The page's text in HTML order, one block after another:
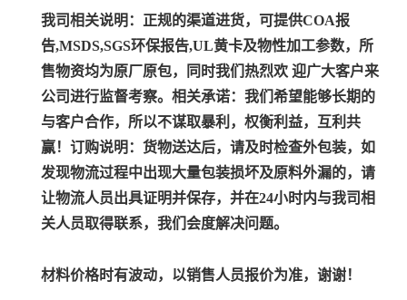
我司相关说明： 正规的渠道进货，可提供COA报
告,MSDS,SGS环保报告,UL黄卡及物性加工参数，所
售物资均为原厂原包，同时我们热烈欢 迎广大客户来
公司进行监督考察。 相关承诺： 我们希望能够长期的
与客户合作，所以不谋取暴利，权衡利益，互利共
赢！ 订购说明： 货物送达后，请及时检查外包装，如
发现物流过程中出现大量包装损坏及原料外漏的，请
让物流人员出具证明并保存，并在24小时内与我司相
关人员取得联系，我们会度解决问题。
材料价格时有波动，以销售人员报价为准，谢谢！